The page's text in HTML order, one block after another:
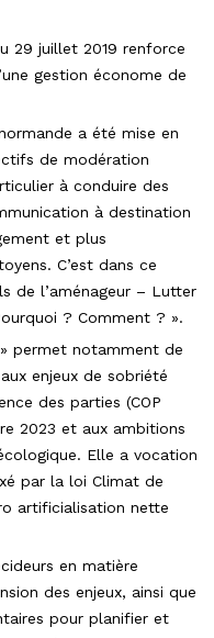
29 juillet 2019 renforce
gestion économe de
a été mise en
de modération
à conduire des
à destination
et plus
C’est dans ce
de l’aménageur – Lutter
? Comment ? ».
permet notamment de
enjeux de sobriété
des parties (COP
2023 et aux ambitions
Elle a vocation
par la loi Climat de
artificialisation nette
en matière
des enjeux, ainsi que
pour planifier et